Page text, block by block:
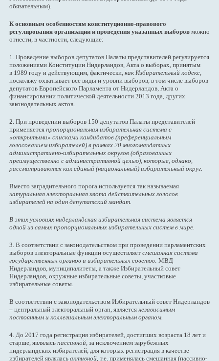
обязательным).
К основным особенностям конституционно-правового
регулирования организации и проведения указанных выборов можно
отнести, в частности, следующие:
1. Проведение выборов депутатов Палаты представителей регулируется
положениями Конституции Нидерландов, Акта о выборах, принятым
в 1989 году и действующим, фактически, как Избирательный кодекс,
поскольку охватывает все виды и уровни выборов, в том числе выборов
депутатов Европейского Парламента от Нидерландов, Акта о
финансировании политической деятельности 2013 года, других
законодательных актов.
2. При проведении выборов 150 депутатов Палаты представителей
применяется пропорциональная избирательная система с
«открытыми» списками кандидатов (преференциальным
голосованием избирателей) в рамках 20 многомандатных
административно-избирательных округов (образованных
преимущественно с административной целью), которые, однако,
рассматриваются как единый (национальный) избирательный округ.
Вместо заградительного порога используется так называемая
натуральная электоральная квота действительных голосов
избирателей на один депутатский мандат.
В этих условиях нидерландская избирательная система является
одной из самых пропорциональных избирательных систем в мире.
3. В соответствии с законодательством при проведении парламентских
выборов электоральные функции осуществляет смешанная система
государственных органов и избирательных советов: МВД
Нидерландов, муниципалитеты, а также Избирательный совет
Нидерландов, окружные избирательные советы, участковые
избирательные советы.
В соответствии с законодательством Избирательный совет Нидерландов
– центральный электоральный орган, является независимым
постоянным и коллегиальным электоральным органом.
4. До 2017 года регистрация избирателей, достигших возраста 18 лет и
старше, являлась пассивной, за исключением зарубежных
нидерландских избирателей, для которых регистрация в качестве
избирателей являлась активной, т.е. применялась смешанная (пассивно-